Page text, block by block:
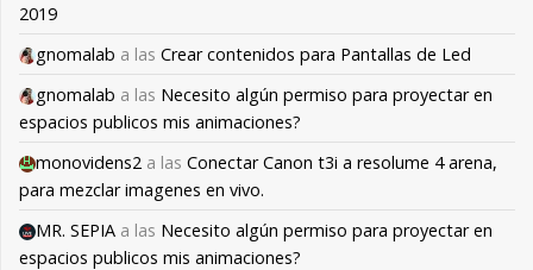
2019
gnomalab a las Crear contenidos para Pantallas de Led
gnomalab a las Necesito algún permiso para proyectar en
espacios publicos mis animaciones?
monovidens2 a las Conectar Canon t3i a resolume 4 arena,
para mezclar imagenes en vivo.
MR. SEPIA a las Necesito algún permiso para proyectar en
espacios publicos mis animaciones?